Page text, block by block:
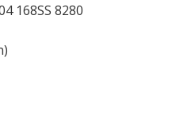
168SS 8280